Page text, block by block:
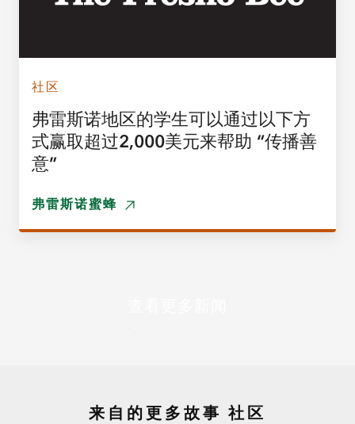
社区
弗雷斯诺地区的学生可以通过以下方
式赢取超过2,000美元来帮助 “传播善
意”
弗雷斯诺蜜蜂
来自的更多故事 社区